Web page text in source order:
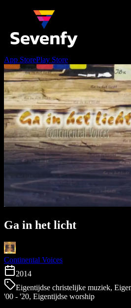
App StorePlay Store
Ga in het licht
Continental Voices
2014
Eigentijdse christelijke muziek,
'00 - '20, Eigentijdse worship